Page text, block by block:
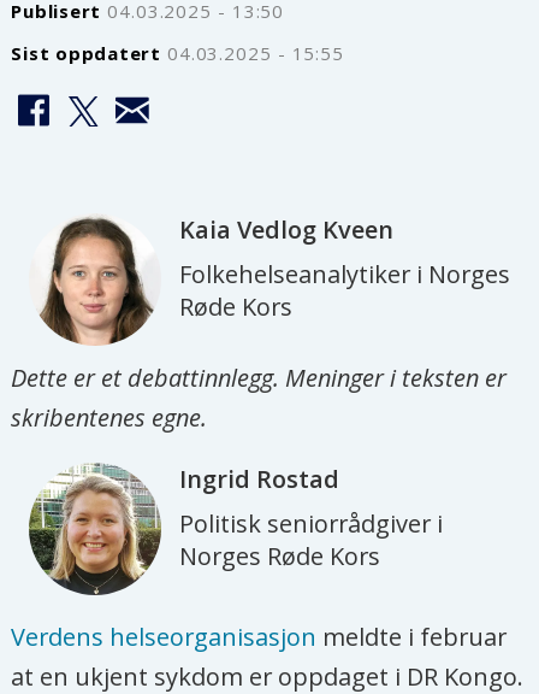
Publisert
04.03.2025 - 13:50
Sist oppdatert
04.03.2025 - 15:55
Kaia Vedlog Kveen
Folkehelseanalytiker i Norges
Røde Kors
Dette er et debattinnlegg. Meninger i teksten er
skribentenes egne.
Ingrid Rostad
Politisk seniorrådgiver i
Norges Røde Kors
Verdens helseorganisasjon meldte i februar
at en ukjent sykdom er oppdaget i DR Kongo.